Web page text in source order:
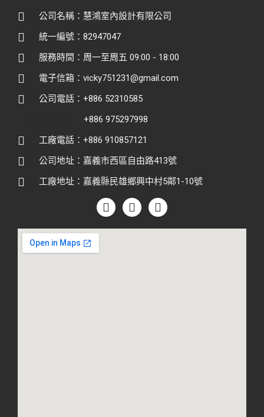
公司名稱：慧鴻室內設計有限公司
統一編號：82947047
服務時間：周一至周五 09:00 - 18:00
電子信箱：vicky751231@gmail.com
公司電話：+886 52310585
+886 975297998
工廠電話：+886 910857121
公司地址：嘉義市西區自由路413號
工廠地址：嘉義縣民雄鄉興中村5鄰1-10號